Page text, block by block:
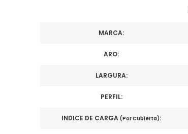
MARCA:
ARO:
LARGURA:
PERFIL:
INDICE DE CARGA(Por Cubierta):